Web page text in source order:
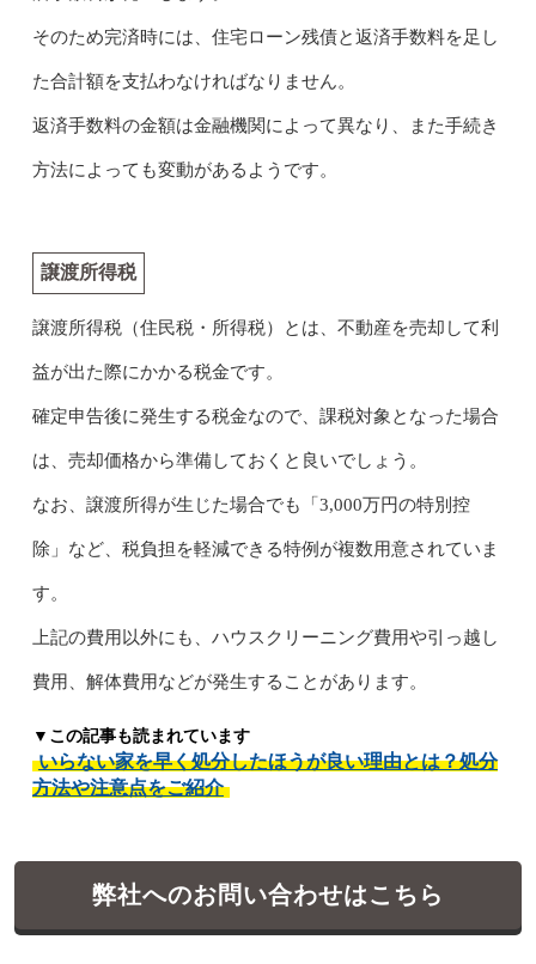
そのため完済時には、住宅ローン残債と返済手数料を足し
た合計額を支払わなければなりません。
返済手数料の金額は金融機関によって異なり、また手続き
方法によっても変動があるようです。
譲渡所得税
譲渡所得税（住民税・所得税）とは、不動産を売却して利
益が出た際にかかる税金です。
確定申告後に発生する税金なので、課税対象となった場合
は、売却価格から準備しておくと良いでしょう。
なお、譲渡所得が生じた場合でも「3,000万円の特別控
除」など、税負担を軽減できる特例が複数用意されていま
す。
上記の費用以外にも、ハウスクリーニング費用や引っ越し
費用、解体費用などが発生することがあります。
▼この記事も読まれています
いらない家を早く処分したほうが良い理由とは？処分
方法や注意点をご紹介
弊社へのお問い合わせはこちら